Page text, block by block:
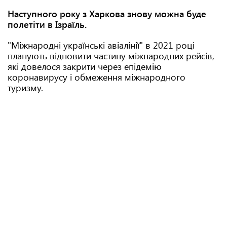
Наступного року з Харкова знову можна буде
полетіти в Ізраїль.
"Міжнародні українські авіалінії" в 2021 році
планують відновити частину міжнародних рейсів,
які довелося закрити через епідемію
коронавирусу і обмеження міжнародного
туризму.